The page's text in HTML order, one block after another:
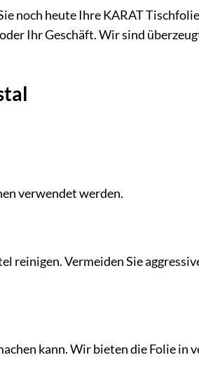
noch heute Ihre KARAT
Ihr Geschäft. Wir sind
verwendet werden.
reinigen. Vermeiden Sie
kann. Wir bieten die Folie in